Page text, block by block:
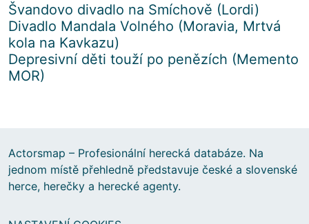
Švandovo divadlo na Smíchově (Lordi)
Divadlo Mandala Volného (Moravia, Mrtvá
kola na Kavkazu)
Depresivní děti touží po penězích (Memento
MOR)
Actorsmap – Profesionální herecká databáze. Na
jednom místě přehledně představuje české a slovenské
herce, herečky a herecké agenty.